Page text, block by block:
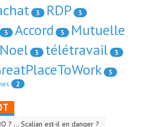
3 RDP 3
3 Accord 3 Mutuelle
3 télétravail 3
3
2
? ... Scalian est-il en danger ?